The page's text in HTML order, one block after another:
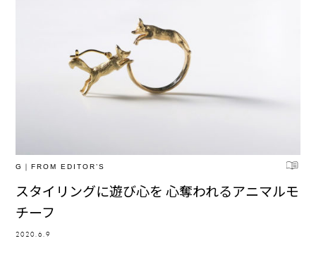
G｜FROM EDITOR’S
スタイリングに遊び心を 心奪われるアニマルモ
チーフ
2020.6.9